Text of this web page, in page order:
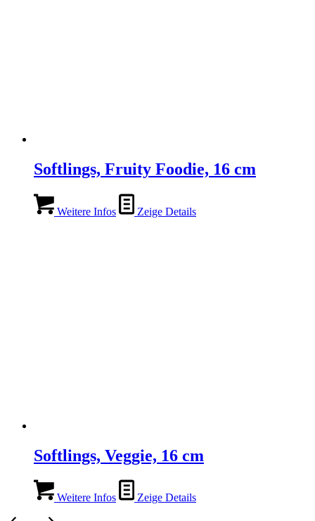
Softlings, Fruity Foodie, 16 cm
Weitere Infos Zeige Details
Softlings, Veggie, 16 cm
Weitere Infos Zeige Details